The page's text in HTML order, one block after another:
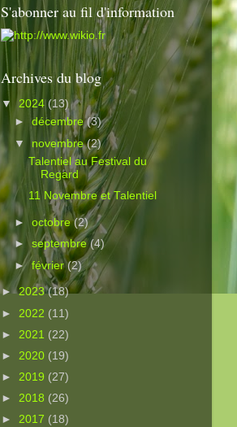
S'abonner au fil d'information
Archives du blog
▼ 2024(13)
►décembre(3)
▼ novembre(2)
Talentiel au Festival du
Regard
11 Novembre et Talentiel
►octobre(2)
►septembre(4)
►février(2)
►2023(18)
► 2022 (11)
► 2021 (22)
► 2020 (19)
► 2019 (27)
► 2018 (26)
► 2017 (18)